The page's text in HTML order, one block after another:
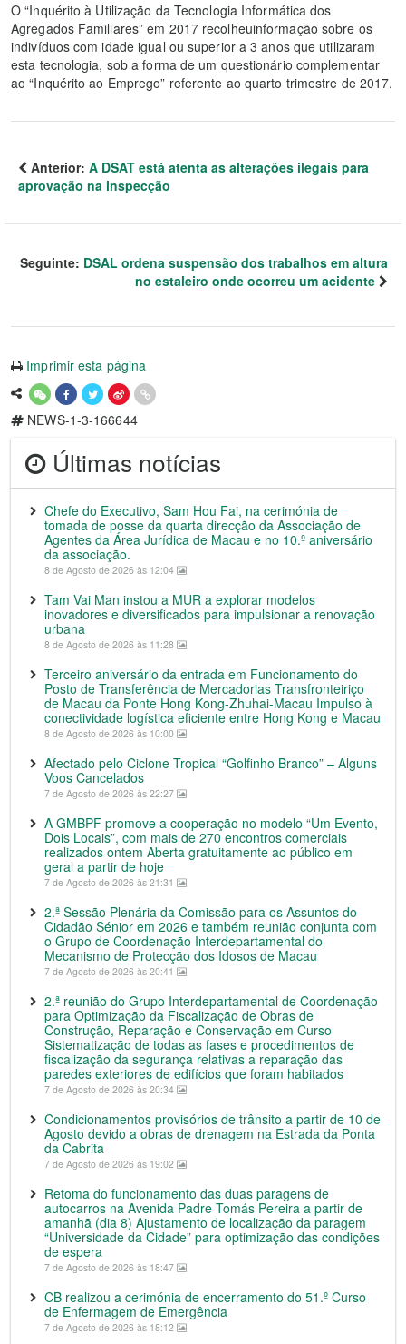
O “Inquérito à Utilização da Tecnologia Informática dos
Agregados Familiares” em 2017 recolheuinformação sobre os
indivíduos com idade igual ou superior a 3 anos que utilizaram
esta tecnologia, sob a forma de um questionário complementar
ao “Inquérito ao Emprego” referente ao quarto trimestre de 2017.
Anterior: A DSAT está atenta as alterações ilegais para
aprovação na inspecção
Seguinte: DSAL ordena suspensão dos trabalhos em altura
no estaleiro onde ocorreu um acidente
Imprimir esta página
NEWS-1-3-166644
Últimas notícias
Chefe do Executivo, Sam Hou Fai, na cerimónia de
tomada de posse da quarta direcção da Associação de
Agentes da Área Jurídica de Macau e no 10.º aniversário
da associação.
8 de Agosto de 2026 às 12:04
Tam Vai Man instou a MUR a explorar modelos
inovadores e diversificados para impulsionar a renovação
urbana
8 de Agosto de 2026 às 11:28
Terceiro aniversário da entrada em Funcionamento do
Posto de Transferência de Mercadorias Transfronteiriço
de Macau da Ponte Hong Kong-Zhuhai-Macau Impulso à
conectividade logística eficiente entre Hong Kong e Macau
8 de Agosto de 2026 às 10:00
Afectado pelo Ciclone Tropical “Golfinho Branco” – Alguns
Voos Cancelados
7 de Agosto de 2026 às 22:27
A GMBPF promove a cooperação no modelo “Um Evento,
Dois Locais”, com mais de 270 encontros comerciais
realizados ontem Aberta gratuitamente ao público em
geral a partir de hoje
7 de Agosto de 2026 às 21:31
2.ª Sessão Plenária da Comissão para os Assuntos do
Cidadão Sénior em 2026 e também reunião conjunta com
o Grupo de Coordenação Interdepartamental do
Mecanismo de Protecção dos Idosos de Macau
7 de Agosto de 2026 às 20:41
2.ª reunião do Grupo Interdepartamental de Coordenação
para Optimização da Fiscalização de Obras de
Construção, Reparação e Conservação em Curso
Sistematização de todas as fases e procedimentos de
fiscalização da segurança relativas a reparação das
paredes exteriores de edifícios que foram habitados
7 de Agosto de 2026 às 20:34
Condicionamentos provisórios de trânsito a partir de 10 de
Agosto devido a obras de drenagem na Estrada da Ponta
da Cabrita
7 de Agosto de 2026 às 19:02
Retoma do funcionamento das duas paragens de
autocarros na Avenida Padre Tomás Pereira a partir de
amanhã (dia 8) Ajustamento de localização da paragem
“Universidade da Cidade” para optimização das condições
de espera
7 de Agosto de 2026 às 18:47
CB realizou a cerimónia de encerramento do 51.º Curso
de Enfermagem de Emergência
7 de Agosto de 2026 às 18:12